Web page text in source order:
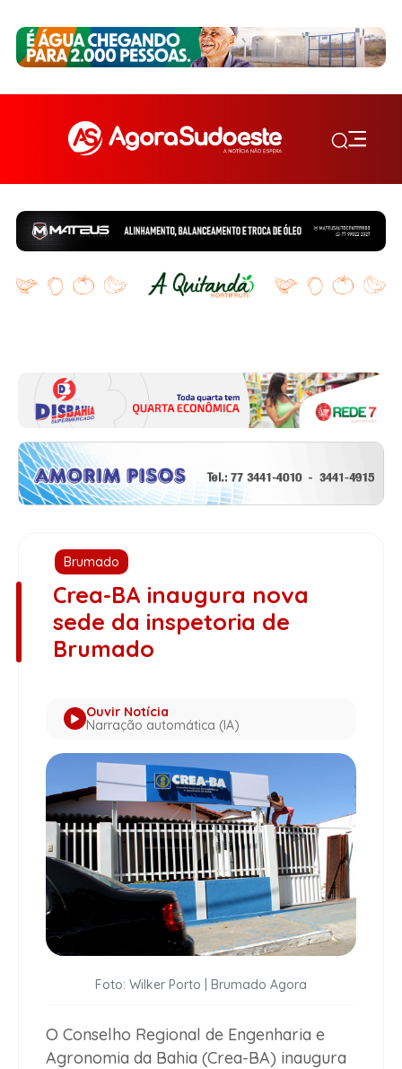
Brumado
Crea-BA inaugura nova
sede da inspetoria de
Brumado
Ouvir Notícia
Narração automática (IA)
Foto: Wilker Porto | Brumado Agora
O Conselho Regional de Engenharia e
Agronomia da Bahia (Crea-BA) inaugura